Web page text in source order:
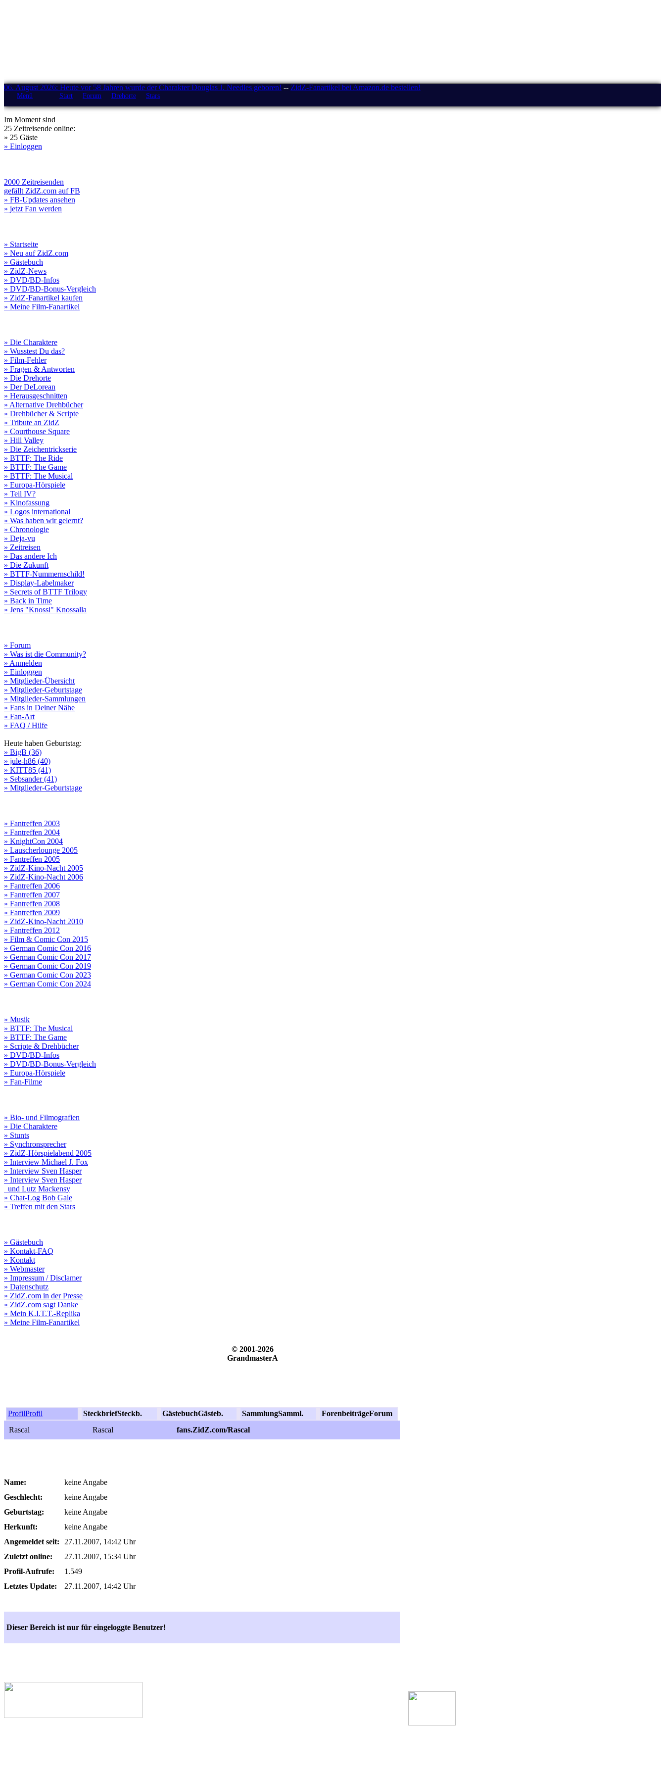
06. August 2026: Heute vor 58 Jahren wurde der Charakter Douglas J. Needles geboren! -- ZidZ-Fanartikel bei Amazon.de bestellen!
Menü Start Forum Drehorte Stars
Im Moment sind
25 Zeitreisende online:
» 25 Gäste
» Einloggen
2000 Zeitreisenden
gefällt ZidZ.com auf FB
» FB-Updates ansehen
» jetzt Fan werden
» Startseite
» Neu auf ZidZ.com
» Gästebuch
» ZidZ-News
» DVD/BD-Infos
» DVD/BD-Bonus-Vergleich
» ZidZ-Fanartikel kaufen
» Meine Film-Fanartikel
» Die Charaktere
» Wusstest Du das?
» Film-Fehler
» Fragen & Antworten
» Die Drehorte
» Der DeLorean
» Herausgeschnitten
» Alternative Drehbücher
» Drehbücher & Scripte
» Tribute an ZidZ
» Courthouse Square
» Hill Valley
» Die Zeichentrickserie
» BTTF: The Ride
» BTTF: The Game
» BTTF: The Musical
» Europa-Hörspiele
» Teil IV?
» Kinofassung
» Logos international
» Was haben wir gelernt?
» Chronologie
» Deja-vu
» Zeitreisen
» Das andere Ich
» Die Zukunft
» BTTF-Nummernschild!
» Display-Labelmaker
» Secrets of BTTF Trilogy
» Back in Time
» Jens "Knossi" Knossalla
» Forum
» Was ist die Community?
» Anmelden
» Einloggen
» Mitglieder-Übersicht
» Mitglieder-Geburtstage
» Mitglieder-Sammlungen
» Fans in Deiner Nähe
» Fan-Art
» FAQ / Hilfe
Heute haben Geburtstag:
» BigB (36)
» jule-h86 (40)
» KITT85 (41)
» Sebsander (41)
» Mitglieder-Geburtstage
» Fantreffen 2003
» Fantreffen 2004
» KnightCon 2004
» Lauscherlounge 2005
» Fantreffen 2005
» ZidZ-Kino-Nacht 2005
» ZidZ-Kino-Nacht 2006
» Fantreffen 2006
» Fantreffen 2007
» Fantreffen 2008
» Fantreffen 2009
» ZidZ-Kino-Nacht 2010
» Fantreffen 2012
» Film & Comic Con 2015
» German Comic Con 2016
» German Comic Con 2017
» German Comic Con 2019
» German Comic Con 2023
» German Comic Con 2024
» Musik
» BTTF: The Musical
» BTTF: The Game
» Scripte & Drehbücher
» DVD/BD-Infos
» DVD/BD-Bonus-Vergleich
» Europa-Hörspiele
» Fan-Filme
» Bio- und Filmografien
» Die Charaktere
» Stunts
» Synchronsprecher
» ZidZ-Hörspielabend 2005
» Interview Michael J. Fox
» Interview Sven Hasper
» Interview Sven Hasper
und Lutz Mackensy
» Chat-Log Bob Gale
» Treffen mit den Stars
» Gästebuch
» Kontakt-FAQ
» Kontakt
» Webmaster
» Impressum / Disclamer
» Datenschutz
» ZidZ.com in der Presse
» ZidZ.com sagt Danke
» Mein K.I.T.T.-Replika
» Meine Film-Fanartikel
© 2001-2026
GrandmasterA
ProfilProfil SteckbriefSteckb. GästebuchGästeb. SammlungSamml. ForenbeiträgeForum
Rascal
Rascal fans.ZidZ.com/Rascal
Name:
keine Angabe
Geschlecht:
keine Angabe
Geburtstag:
keine Angabe
Herkunft:
keine Angabe
Angemeldet seit:
27.11.2007, 14:42 Uhr
Zuletzt online:
27.11.2007, 15:34 Uhr
Profil-Aufrufe:
1.549
Letztes Update:
27.11.2007, 14:42 Uhr
Dieser Bereich ist nur für eingeloggte Benutzer!